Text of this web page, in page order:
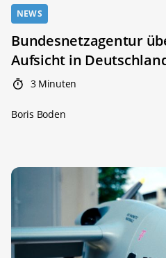
NEWS
Bundesnetzagentur
Aufsicht in
3 Minuten
Boris Boden